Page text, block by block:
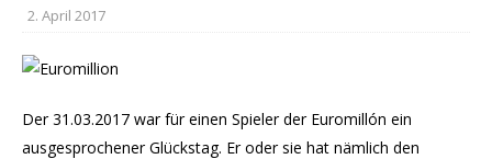
2. April 2017
Der 31.03.2017 war für einen Spieler der Euromillón ein
ausgesprochener Glückstag. Er oder sie hat nämlich den